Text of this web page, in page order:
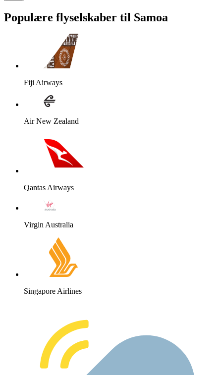
Populære flyselskaber til Samoa
Fiji Airways
Air New Zealand
Qantas Airways
Virgin Australia
Singapore Airlines